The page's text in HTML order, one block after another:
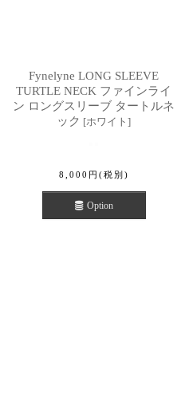
Fynelyne LONG SLEEVE
TURTLE NECK ファインライ
ン ロングスリーブ タートルネ
ック [ホワイト ]
8,000 円 (税別)
Option